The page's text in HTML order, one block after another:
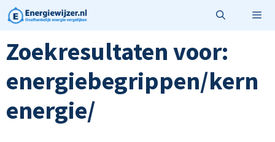
Ga
naar
de
inhoud
Zoekresultaten voor:
energiebegrippen/kern
energie/